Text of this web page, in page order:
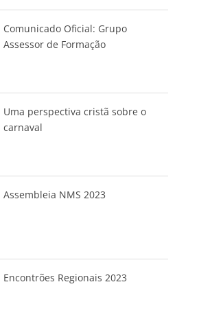
Comunicado Oficial: Grupo
Assessor de Formação
Uma perspectiva cristã sobre o
carnaval
Assembleia NMS 2023
Encontrões Regionais 2023